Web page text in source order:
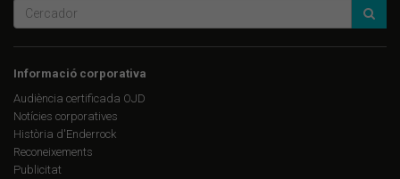
Informació corporativa
Audiència certificada OJD
Notícies corporatives
Història d'Enderrock
Reconeixements
Publicitat